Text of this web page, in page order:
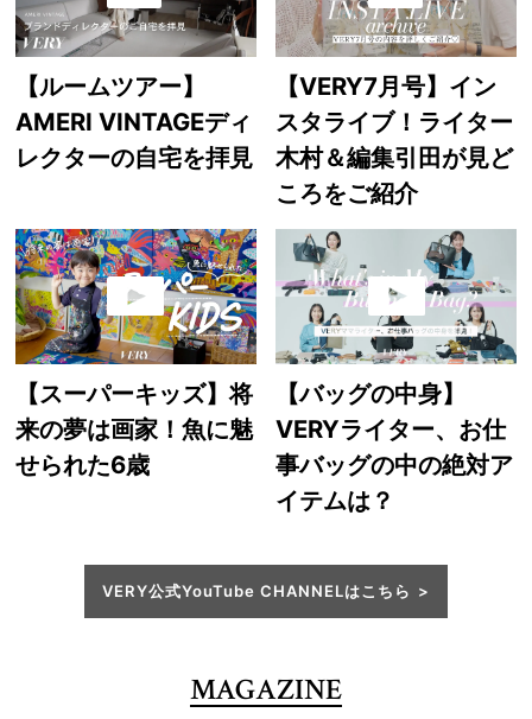
【ルームツアー】
AMERI VINTAGEディ
レクターの自宅を拝見
【VERY7月号】イン
スタライブ！ライター
木村＆編集引田が見ど
ころをご紹介
【スーパーキッズ】将
来の夢は画家！魚に魅
せられた6歳
【バッグの中身】
VERYライター、お仕
事バッグの中の絶対ア
イテムは？
VERY公式YouTube CHANNELはこちら
MAGAZINE